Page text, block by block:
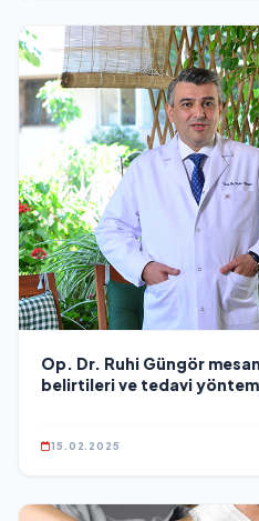
Op. Dr. Ruhi Güngör
belirtileri ve tedavi
15.02.2025